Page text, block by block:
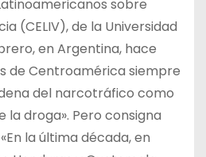
sobre
(CELIV), de la Universidad
en Argentina, hace
de Centroamérica siempre
del narcotráfico como
la droga». Pero consigna
la última década, en